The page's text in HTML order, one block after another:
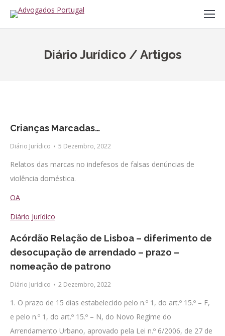
Diário Jurídico / Artigos
Crianças Marcadas…
Diário Jurídico 5 Dezembro, 2022
Relatos das marcas no indefesos de falsas denúncias de
violência doméstica.
OA
Diário Jurídico
Acórdão Relação de Lisboa – diferimento de
desocupação de arrendado – prazo –
nomeação de patrono
Diário Jurídico 2 Dezembro, 2022
1. O prazo de 15 dias estabelecido pelo n.º 1, do art.º 15.º – F,
e pelo n.º 1, do art.º 15.º – N, do Novo Regime do
Arrendamento Urbano, aprovado pela Lei n.º 6/2006, de 27 de